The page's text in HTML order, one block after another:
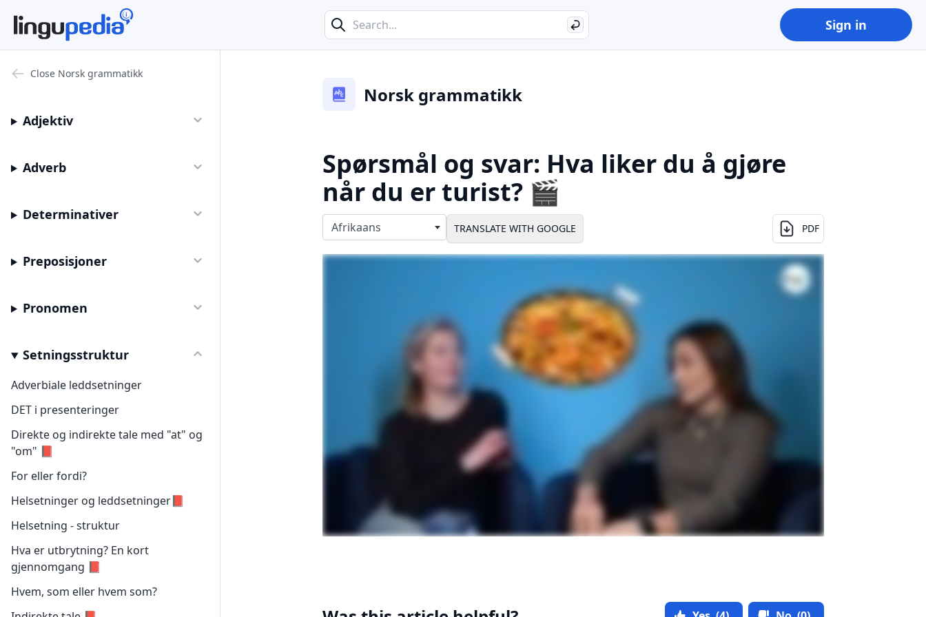
Search
Search
Sign in
Close Norsk grammatikk
Adjektiv
Adverb
Determinativer
Preposisjoner
Pronomen
Setningsstruktur
Adverbiale leddsetninger
DET i presenteringer
Direkte og indirekte tale med "at" og
"om" 📕
For eller fordi?
Helsetninger og leddsetninger📕
Helsetning - struktur
Hva er utbrytning? En kort
gjennomgang 📕
Hvem, som eller hvem som?
Norsk grammatikk
Spørsmål og svar: Hva liker du å gjøre
når du er turist? 🎬
Select langauges
Afrikaans PDF